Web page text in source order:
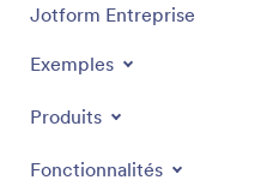
Jotform Entreprise
Exemples
Produits
Fonctionnalités